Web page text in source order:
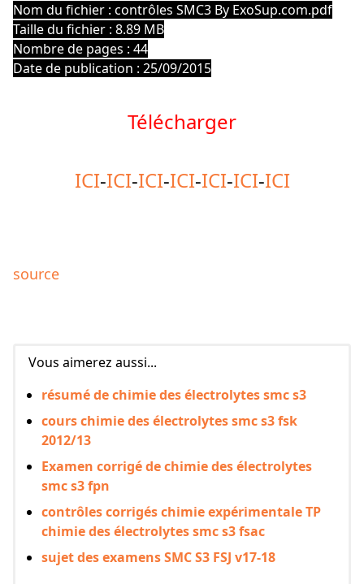
Nom du fichier : contrôles SMC3 By ExoSup.com.pdf
Taille du fichier : 8.89 MB
Nombre de pages : 44
Date de publication : 25/09/2015
Télécharger
ICI-ICI-ICI-ICI-ICI-ICI-ICI
source
Vous aimerez aussi...
résumé de chimie des électrolytes smc s3
cours chimie des électrolytes smc s3 fsk
2012/13
Examen corrigé de chimie des électrolytes
smc s3 fpn
contrôles corrigés chimie expérimentale TP
chimie des électrolytes smc s3 fsac
sujet des examens SMC S3 FSJ v17-18